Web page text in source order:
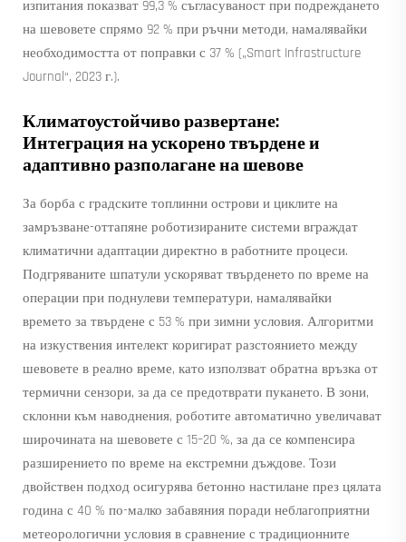
изпитания показват 99,3 % съгласуваност при подреждането
на шевовете спрямо 92 % при ръчни методи, намалявайки
необходимостта от поправки с 37 % („Smart Infrastructure
Journal“, 2023 г.).
Климатоустойчиво развертане:
Интеграция на ускорено твърдене и
адаптивно разполагане на шевове
За борба с градските топлинни острови и циклите на
замръзване-оттапяне роботизираните системи вграждат
климатични адаптации директно в работните процеси.
Подгряваните шпатули ускоряват твърденето по време на
операции при поднулеви температури, намалявайки
времето за твърдене с 53 % при зимни условия. Алгоритми
на изкуствения интелект коригират разстоянието между
шевовете в реално време, като използват обратна връзка от
термични сензори, за да се предотврати пукането. В зони,
склонни към наводнения, роботите автоматично увеличават
широчината на шевовете с 15–20 %, за да се компенсира
разширението по време на екстремни дъждове. Този
двойствен подход осигурява бетонно настилане през цялата
година с 40 % по-малко забавяния поради неблагоприятни
метеорологични условия в сравнение с традиционните